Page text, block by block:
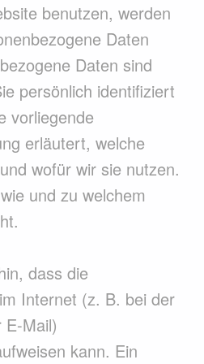
benutzen, werden
Daten
Daten sind
persönlich identifiziert
vorliegende
erläutert, welche
wofür wir sie nutzen.
und zu welchem
dass die
Internet (z. B. bei der
E-Mail)
kann. Ein